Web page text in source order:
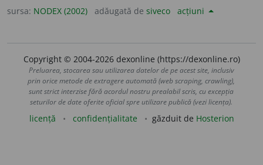
sursa: NODEX (2002) adăugată de siveco acțiuni
Copyright © 2004-2026 dexonline (https://dexonline.ro)
Preluarea, stocarea sau utilizarea datelor de pe acest site, inclusiv
prin orice metode de extragere automată (web scraping, crawling),
sunt strict interzise fără acordul nostru prealabil scris, cu excepția
seturilor de date oferite oficial spre utilizare publică (vezi licența).
licență confidențialitate găzduit de Hosterion